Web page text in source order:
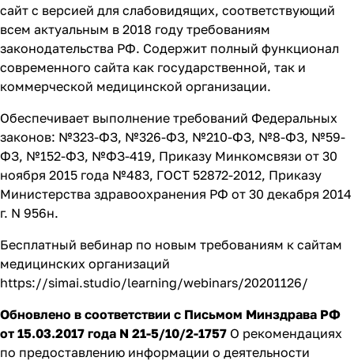
сайт с версией для слабовидящих, соответствующий
всем актуальным в 2018 году требованиям
законодательства РФ. Содержит полный функционал
современного сайта как государственной, так и
коммерческой медицинской организации.
Обеспечивает выполнение требований Федеральных
законов: №323-ФЗ, №326-ФЗ, №210-ФЗ, №8-ФЗ, №59-
ФЗ, №152-ФЗ, №ФЗ-419, Приказу Минкомсвязи от 30
ноября 2015 года №483, ГОСТ 52872-2012, Приказу
Министерства здравоохранения РФ от 30 декабря 2014
г. N 956н.
Бесплатный вебинар по новым требованиям к сайтам
медицинских организаций
https://simai.studio/learning/webinars/20201126/
Обновлено в соответствии с Письмом Минздрава РФ
от 15.03.2017 года N 21-5/10/2-1757 О рекомендациях
по предоставлению информации о деятельности